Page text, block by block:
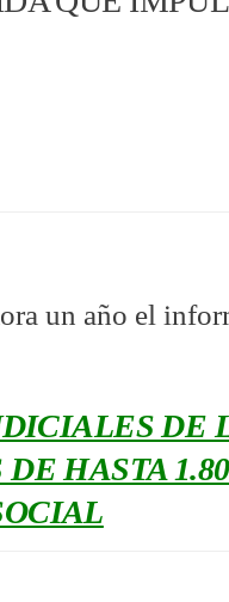
un año el
DE
HASTA